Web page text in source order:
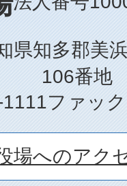
知多郡美
106番地
ファッ
場へのアク